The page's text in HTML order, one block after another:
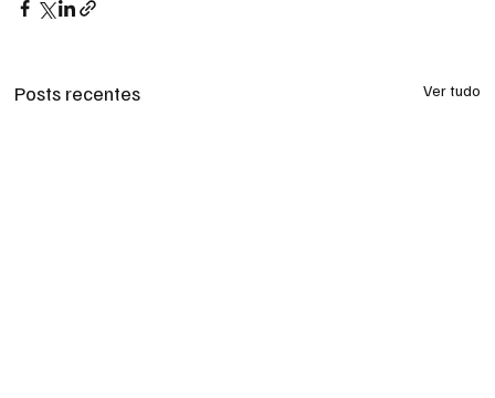
Posts recentes Ver tudo